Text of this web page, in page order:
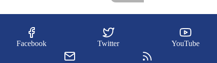
Facebook Twitter YouTube